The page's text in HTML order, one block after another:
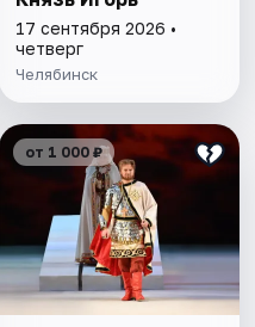
17 сентября 2026 •
четверг
Челябинск
от 1 000 ₽